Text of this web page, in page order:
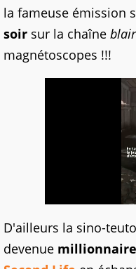
la fameuse émission
soir sur la chaîne
magnétoscopes !!!
D'ailleurs la sino-
devenue millionnaire